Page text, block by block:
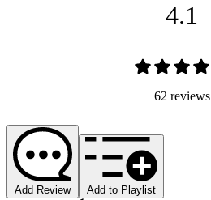
4.1
62 reviews
Add Review Add to Playlist